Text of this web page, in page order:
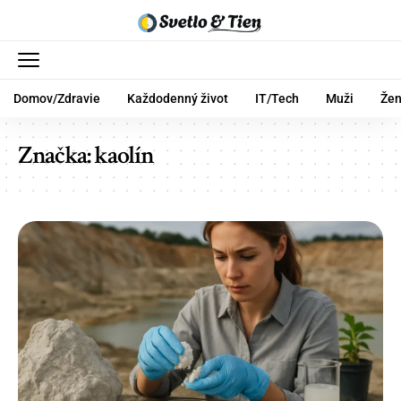
Domov/Zdravie Každodenný život IT/Tech Muži
Značka:kaolín